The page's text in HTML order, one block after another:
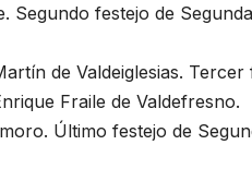
Segundo festejo de
de Valdeiglesias.
Fraile de Valdefresno.
Último festejo de